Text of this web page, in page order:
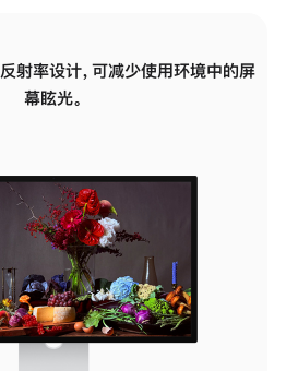
射率设计，可减少使用环境中的屏
幕眩光。